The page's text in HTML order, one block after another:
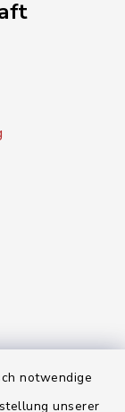
notwendige
unserer